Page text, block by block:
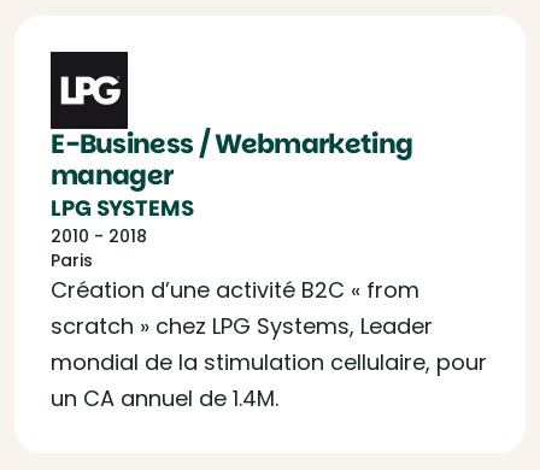
E-Business / Webmarketing
manager
LPG SYSTEMS
2010 - 2018
Paris
Création d’une activité B2C « from
scratch » chez LPG Systems, Leader
mondial de la stimulation cellulaire, pour
un CA annuel de 1.4M.